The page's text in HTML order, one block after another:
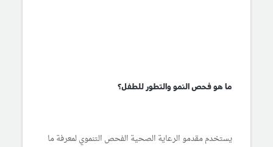
ما هو فحص النمو والتطور للطفل؟
يستخدم مقدمو الرعاية الصحية الفحص التنموي لمعرفة ما